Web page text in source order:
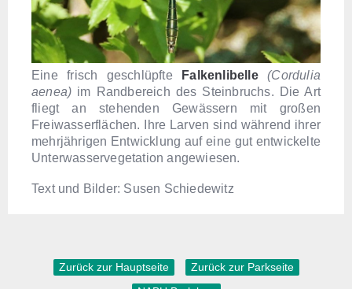
Eine frisch geschlüpfte Falkenlibelle
(Cordulia
aenea) im Randbereich des Steinbruchs. Die Art
fliegt an stehenden Gewässern mit großen
Freiwasserflächen. Ihre Larven sind während ihrer
mehrjährigen Entwicklung auf eine gut entwickelte
Unterwasservegetation angewiesen.
Text und Bilder: Susen Schiedewitz
Zurück zur Hauptseite
Zurück zur Parkseite